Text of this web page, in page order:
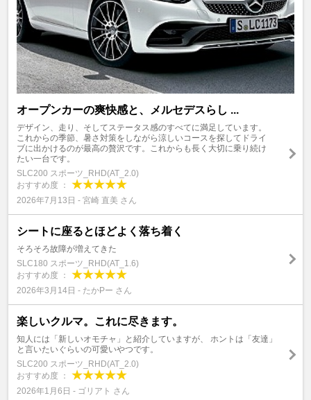
オープンカーの爽快感と、メルセデスらし ...
デザイン、走り、そしてステータス感のすべてに満足しています。
これからの季節、暑さ対策をしながら涼しいコースを探してドライ
ブに出かけるのが最高の贅沢です。これからも長く大切に乗り続け
たい一台です。
SLC200 スポーツ_RHD(AT_2.0)
おすすめ度 ：
2026年7月13日 - 宮崎 直美 さん
シートに座るとほどよく落ち着く
そろそろ故障が増えてきた
SLC180 スポーツ_RHD(AT_1.6)
おすすめ度 ：
2026年3月14日 - たかPー さん
楽しいクルマ。これに尽きます。
知人には「新しいオモチャ」と紹介していますが、 ホントは「友達」
と言いたいぐらいの可愛いやつです。
SLC200 スポーツ_RHD(AT_2.0)
おすすめ度 ：
2026年1月6日 - ゴリアト さん